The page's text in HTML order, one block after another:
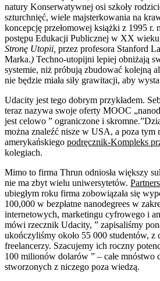
natury Konserwatywnej osi szkoły
szturchnięć, wiele majsterkowania na
koncepcję przełomowej książki z 1995 r.
postępu Edukacji Publicznej w XX
Stronę Utopii, przez profesora Stanford
Marka.) Techno-utopijni lepiej obniżają
systemie, niż próbują zbudować kolejną
nie będzie miała siły grawitacji, aby
Udacity jest tego dobrym przykładem.
teraz nazywa swoje oferty MOOC
jest celowo ” ograniczone i
można znaleźć nisze w USA, a poza tym
amerykańskiego podręcznik-Kompleks
kolegiach.
Mimo to firma Thrun odniosła większy
nie ma zbyt wielu uniwersytetów.
ubiegłym roku firma zobowiązała się
100,000 w bezpłatne nanodegrees w
internetowych, marketingu cyfrowego i
mówi rzecznik Udacity, ” zapisaliśmy
ukończyliśmy około 55 000 studentów, z
freelancerzy. Szacujemy ich roczny
100 milionów dolarów ” – całe
stworzonych z niczego poza wiedzą.